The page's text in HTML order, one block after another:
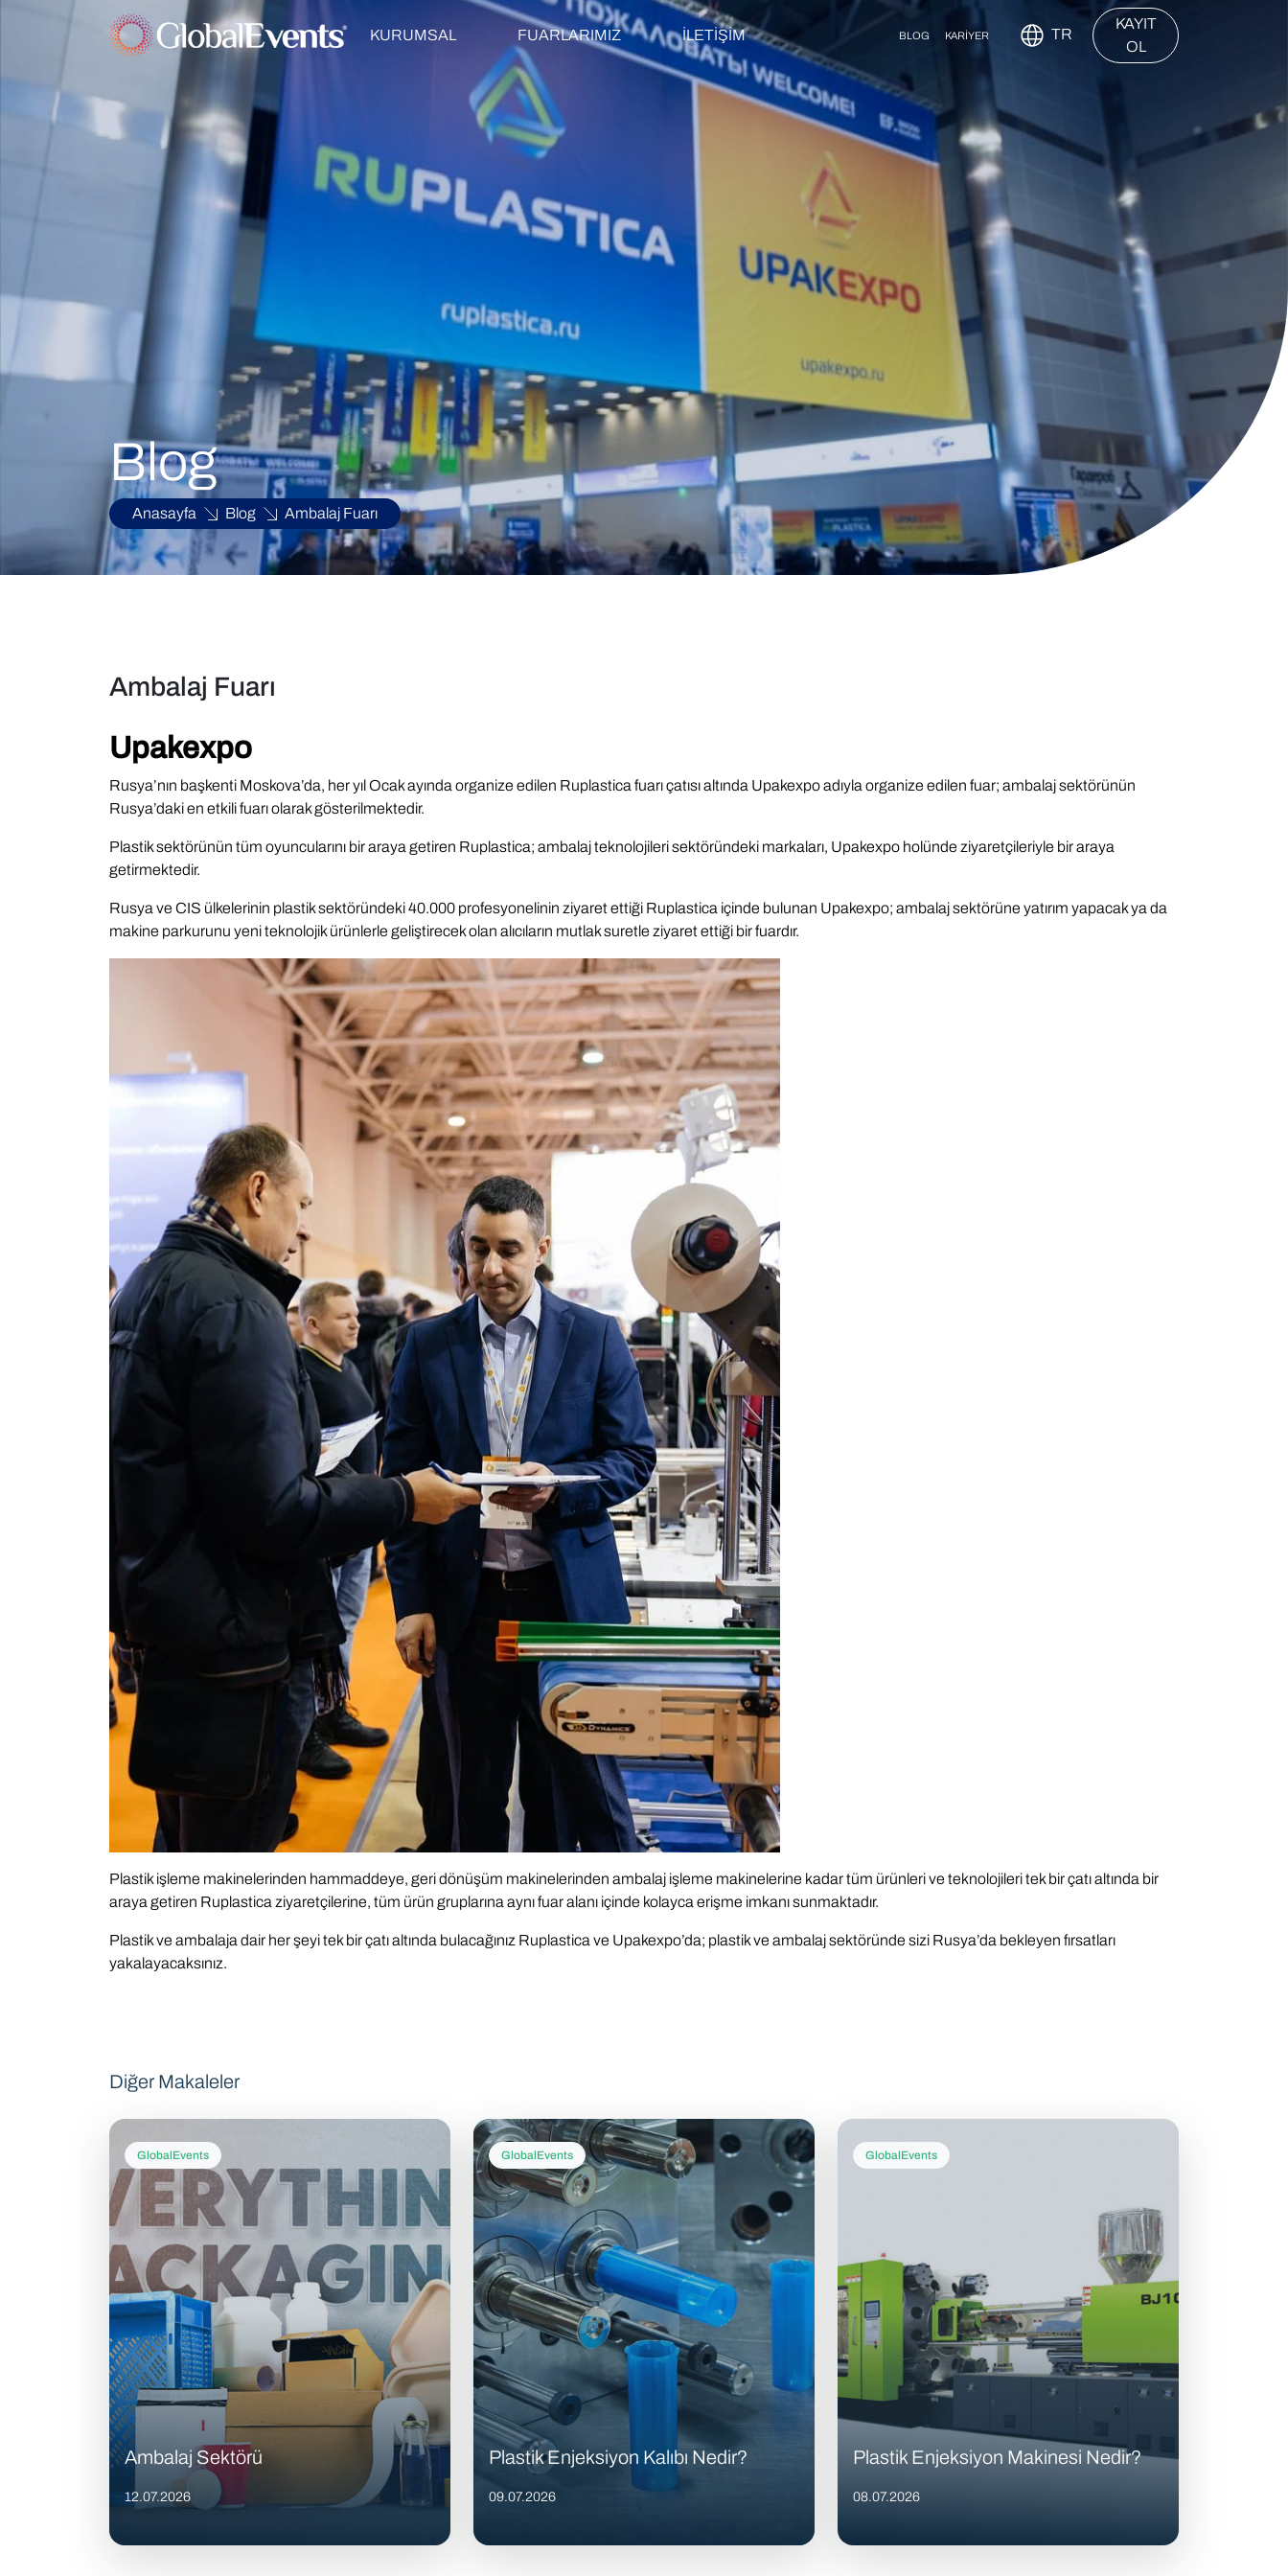
KURUMSAL FUARLARIMIZ İLETİŞİM BLOG KARİYER TR
KAYIT
OL
Blog
Anasayfa Blog Ambalaj Fuarı
Ambalaj Fuarı
Upakexpo
Rusya’nın başkenti Moskova’da, her yıl Ocak ayında organize edilen Ruplastica fuarı çatısı altında Upakexpo adıyla organize edilen fuar; ambalaj sektörünün
Rusya’daki en etkili fuarı olarak gösterilmektedir.
Plastik sektörünün tüm oyuncularını bir araya getiren Ruplastica; ambalaj teknolojileri sektöründeki markaları, Upakexpo holünde ziyaretçileriyle bir araya
getirmektedir.
Rusya ve CIS ülkelerinin plastik sektöründeki 40.000 profesyonelinin ziyaret ettiği Ruplastica içinde bulunan Upakexpo; ambalaj sektörüne yatırım yapacak ya da
makine parkurunu yeni teknolojik ürünlerle geliştirecek olan alıcıların mutlak suretle ziyaret ettiği bir fuardır.
Plastik işleme makinelerinden hammaddeye, geri dönüşüm makinelerinden ambalaj işleme makinelerine kadar tüm ürünleri ve teknolojileri tek bir çatı altında bir
araya getiren Ruplastica ziyaretçilerine, tüm ürün gruplarına aynı fuar alanı içinde kolayca erişme imkanı sunmaktadır.
Plastik ve ambalaja dair her şeyi tek bir çatı altında bulacağınız Ruplastica ve Upakexpo’da; plastik ve ambalaj sektöründe sizi Rusya’da bekleyen fırsatları
yakalayacaksınız.
Diğer Makaleler
GlobalEvents
Ambalaj Sektörü
12.07.2026
GlobalEvents
Plastik Enjeksiyon Kalıbı Nedir?
09.07.2026
GlobalEvents
Plastik Enjeksiyon Makinesi Nedir?
08.07.2026